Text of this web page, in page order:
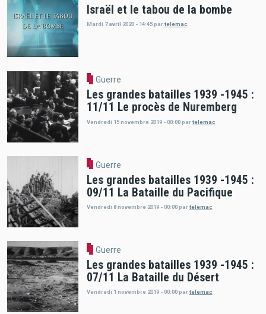
Israël et le tabou de la bombe
Mardi 7 avril 2020 - 14:45 partelemac
Guerre
Les grandes batailles 1939 -1945 :
11/11 Le procès de Nuremberg
Vendredi 15 novembre 2019 - 00:00 partelemac
Guerre
Les grandes batailles 1939 -1945 :
09/11 La Bataille du Pacifique
Vendredi 8 novembre 2019 - 00:00 partelemac
Guerre
Les grandes batailles 1939 -1945 :
07/11 La Bataille du Désert
Vendredi 1 novembre 2019 - 00:00 partelemac